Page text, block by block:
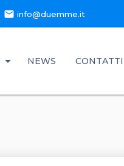
mail info@duemme.it
NEWS CONTATTI